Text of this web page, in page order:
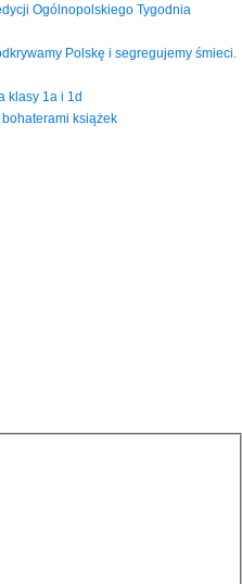
Ogólnopolskiego Tygodnia
Polskę i segregujemy śmieci.
klasy 1a i 1d
książek